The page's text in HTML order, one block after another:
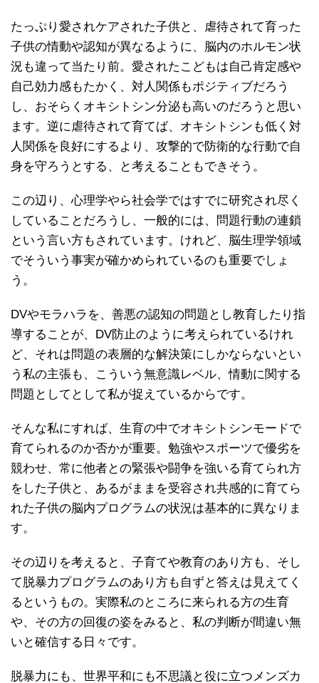
たっぷり愛されケアされた子供と、虐待されて育った
子供の情動や認知が異なるように、脳内のホルモン状
況も違って当たり前。愛されたこどもは自己肯定感や
自己効力感もたかく、対人関係もポジティブだろう
し、おそらくオキシトシン分泌も高いのだろうと思い
ます。逆に虐待されて育てば、オキシトシンも低く対
人関係を良好にするより、攻撃的で防衛的な行動で自
身を守ろうとする、と考えることもできそう。
この辺り、心理学やら社会学ではすでに研究され尽く
していることだろうし、一般的には、問題行動の連鎖
という言い方もされています。けれど、脳生理学領域
でそういう事実が確かめられているのも重要でしょ
う。
DVやモラハラを、善悪の認知の問題とし教育したり指
導することが、DV防止のように考えられているけれ
ど、それは問題の表層的な解決策にしかならないとい
う私の主張も、こういう無意識レベル、情動に関する
問題としてとして私が捉えているからです。
そんな私にすれば、生育の中でオキシトシンモードで
育てられるのか否かが重要。勉強やスポーツで優劣を
競わせ、常に他者との緊張や闘争を強いる育てられ方
をした子供と、あるがままを受容され共感的に育てら
れた子供の脳内プログラムの状況は基本的に異なりま
す。
その辺りを考えると、子育てや教育のあり方も、そし
て脱暴力プログラムのあり方も自ずと答えは見えてく
るというもの。実際私のところに来られる方の生育
や、その方の回復の姿をみると、私の判断が間違い無
いと確信する日々です。
脱暴力にも、世界平和にも不思議と役に立つメンズカ